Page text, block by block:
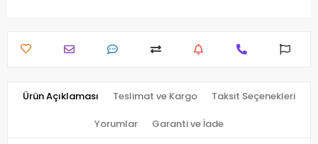
Ürün Açıklaması Teslimat ve Kargo Taksit Seçenekleri
Yorumlar Garanti ve İade